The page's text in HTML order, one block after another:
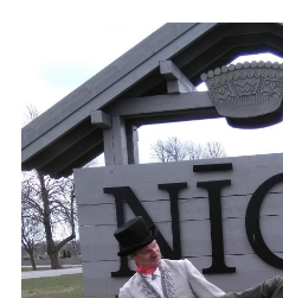
Viņi bija
Ziedo